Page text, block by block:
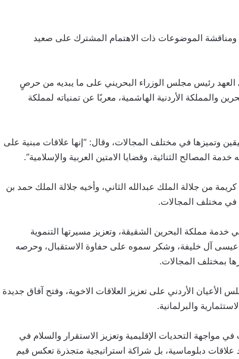
ومناقشة الموضوعات ذات الاهتمام المشترك على صعيد
رئيس مجلس الوزراء البحريني على ما يبديه من حرصٍ
والمملكة الأردنية الهاشمية، معربًا عن تمنياته لمملكة
وتميزها في مختلف المجالات، وقال: “إنها علاقات مبنية على
المصالح الثنائية، وقضايا الامتين العربية والإسلامية”.
من جلالة الملك عبدالله الثاني، وأخيه جلالة الملك حمد بن
في مختلف المجالات.
خدمة مملكة البحرين الشقيقة، وتعزيز مسيرتها التنموية
عيسى آل خليفة، وشكر سموه على حفاوة الاستقبال، وحرصه
بمختلف المجالات.
الأردني على تعزيز العلاقات الاخوية، وفتح آفاق جديدة
والبرلمانية.
مواجهة التحديات الإقليمية وتعزيز الاستقرار والسلام في
علاقات دبلوماسية، بل شراكة استراتيجية متجذرة تعكس قيم